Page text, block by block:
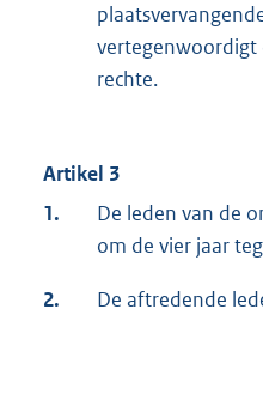
vertegenwoordigt
rechte.
Artikel 3
1.
De leden van de
om de vier jaar
2. De aftredende